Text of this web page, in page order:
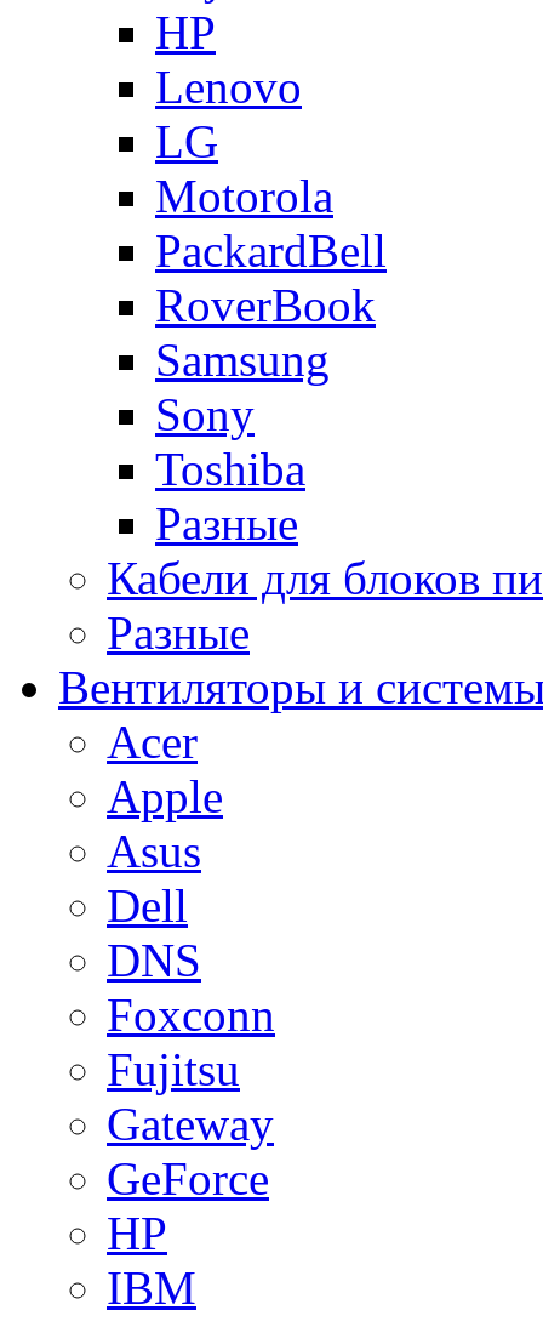
HP
Lenovo
LG
Motorola
PackardBell
RoverBook
Samsung
Sony
Toshiba
Разные
Кабели для блоков
Разные
Вентиляторы и
Acer
Apple
Asus
Dell
DNS
Foxconn
Fujitsu
Gateway
GeForce
HP
IBM